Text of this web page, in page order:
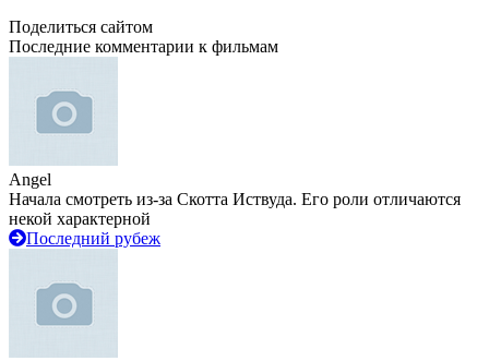
Поделиться сайтом
Последние комментарии к фильмам
Angel
Начала смотреть из-за Скотта Иствуда. Его роли отличаются
некой характерной
Последний рубеж